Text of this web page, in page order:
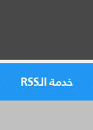
خدمة الـRSS